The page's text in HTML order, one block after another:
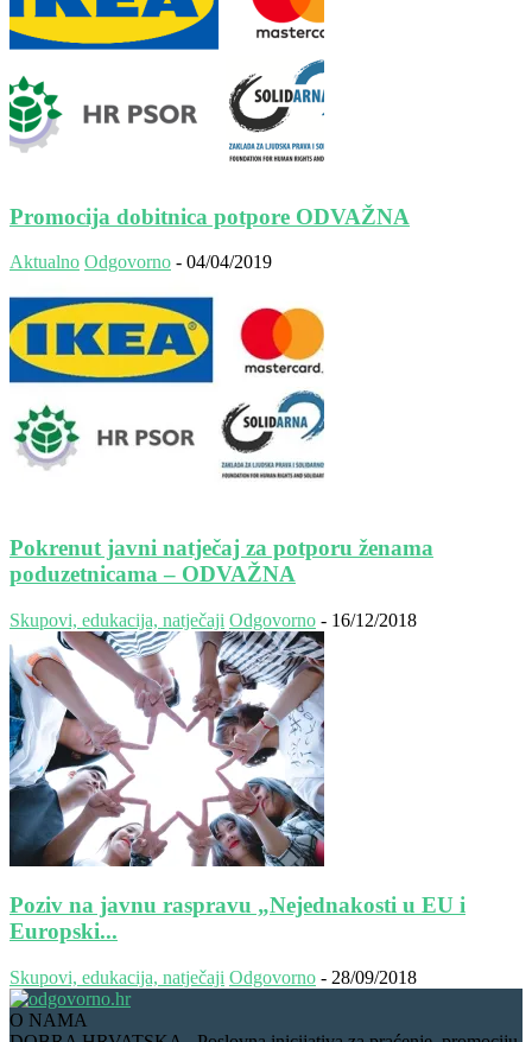
Promocija dobitnica potpore ODVAŽNA
Aktualno Odgovorno - 04/04/2019
Pokrenut javni natječaj za potporu ženama
poduzetnicama – ODVAŽNA
Skupovi, edukacija, natječaji Odgovorno - 16/12/2018
Poziv na javnu raspravu „Nejednakosti u EU i
Europski...
Skupovi, edukacija, natječaji Odgovorno - 28/09/2018
O NAMA